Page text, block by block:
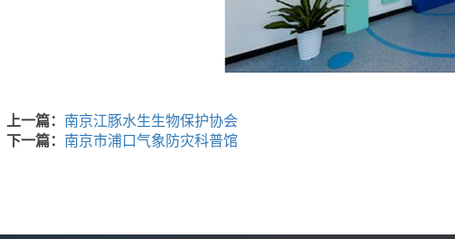
上一篇： 南京江豚水生生物保护协会
下一篇： 南京市浦口气象防灾科普馆